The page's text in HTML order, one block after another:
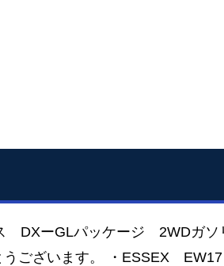
DXーGLパッケージ 2WDガ
うございます。 ・ESSEX